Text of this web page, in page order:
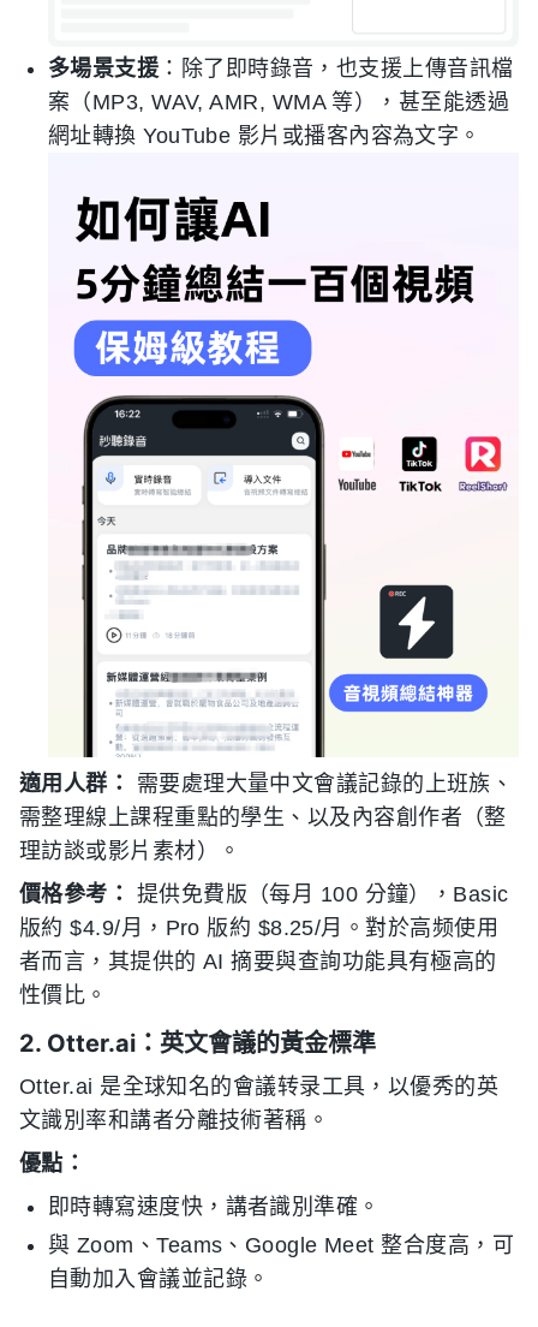
多場景支援 ：除了即時錄音，也支援上傳音訊檔
案（MP3, WAV, AMR, WMA 等），甚至能透過
網址轉換 YouTube 影片或播客內容為文字。
適用人群：
需要處理大量中文會議記錄的上班族、
需整理線上課程重點的學生、以及內容創作者（整
理訪談或影片素材）。
價格參考：
提供免費版（每月 100 分鐘），Basic
版約 $4.9/月，Pro 版約 $8.25/月。對於高频使用
者而言，其提供的 AI 摘要與查詢功能具有極高的
性價比。
2. Otter.ai：英文會議的黃金標準
Otter.ai 是全球知名的會議转录工具，以優秀的英
文識別率和講者分離技術著稱。
優點：
即時轉寫速度快，講者識別準確。
與 Zoom、Teams、Google Meet 整合度高，可
自動加入會議並記錄。